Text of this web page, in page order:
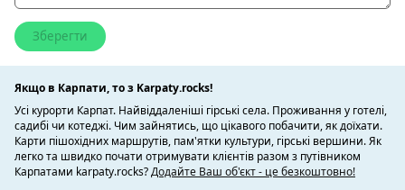
Якщо в Карпати, то з Karpaty.rocks!
Усі курорти Карпат. Найвіддаленіші гірські села. Проживання у готелі,
садибі чи котеджі. Чим зайнятись, що цікавого побачити, як доїхати.
Карти пішохідних маршрутів, пам'ятки культури, гірські вершини. Як
легко та швидко почати отримувати клієнтів разом з путівником
Карпатами karpaty.rocks?Додайте Ваш об'єкт - це безкоштовно!